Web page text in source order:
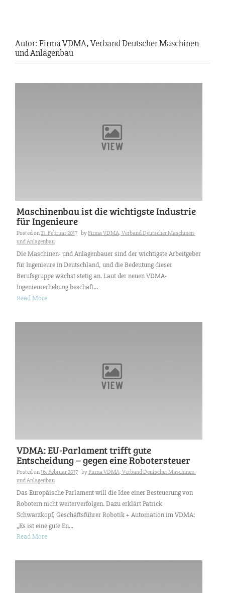
Autor:Firma VDMA, Verband Deutscher Maschinen-
und Anlagenbau
Maschinenbau ist die wichtigste Industrie
für Ingenieure
Posted on21. Februar 2017 byFirma VDMA, Verband Deutscher Maschinen-
und Anlagenbau
Die Maschinen- und Anlagenbauer sind der wichtigste Arbeitgeber
für Ingenieure in Deutschland, und die Bedeutung dieser
Berufsgruppe wächst stetig an. Laut der neuen VDMA-
Ingenieurerhebung beschäft...
Read More
VDMA: EU-Parlament trifft gute
Entscheidung – gegen eine Robotersteuer
Posted on16. Februar 2017 byFirma VDMA, Verband Deutscher Maschinen-
und Anlagenbau
Das Europäische Parlament will die Idee einer Besteuerung von
Robotern nicht weiterverfolgen. Dazu erklärt Patrick
Schwarzkopf, Geschäftsführer Robotik + Automation im VDMA:
„Es ist eine gute En...
Read More